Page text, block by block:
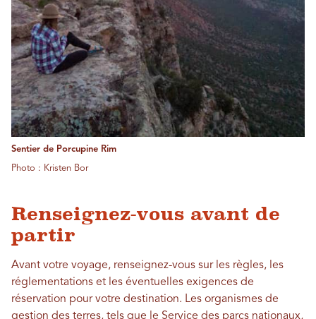
Sentier de Porcupine Rim
Photo : Kristen Bor
Renseignez-vous avant de
partir
Avant votre voyage, renseignez-vous sur les règles, les
réglementations et les éventuelles exigences de
réservation pour votre destination. Les organismes de
gestion des terres, tels que le Service des parcs nationaux,